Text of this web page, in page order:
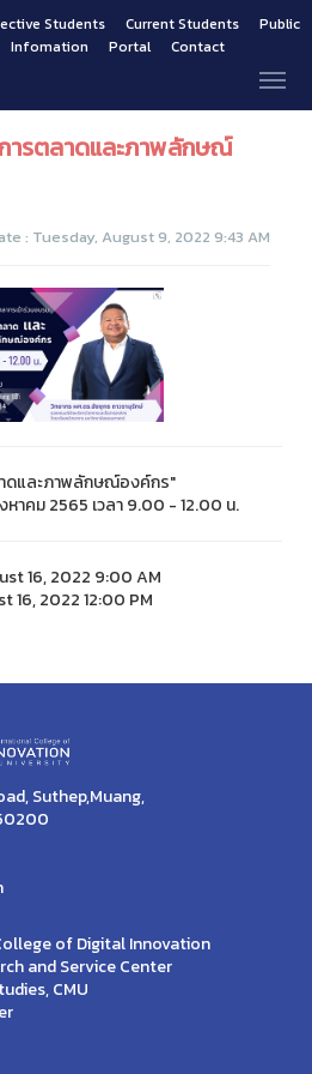
Students Current Students
Public
Infomation
Portal Contact
ารตลาดและภาพลักษณ์
: Tuesday, August 9, 2022 9:43 AM
ดและภาพลักษณ์องค์กร"
าคม 2565 เวลา 9.00 - 12.00 น.
16, 2022 9:00 AM
16, 2022 12:00 PM
Suthep,Muang,
of Digital Innovation
and Service Center
CMU